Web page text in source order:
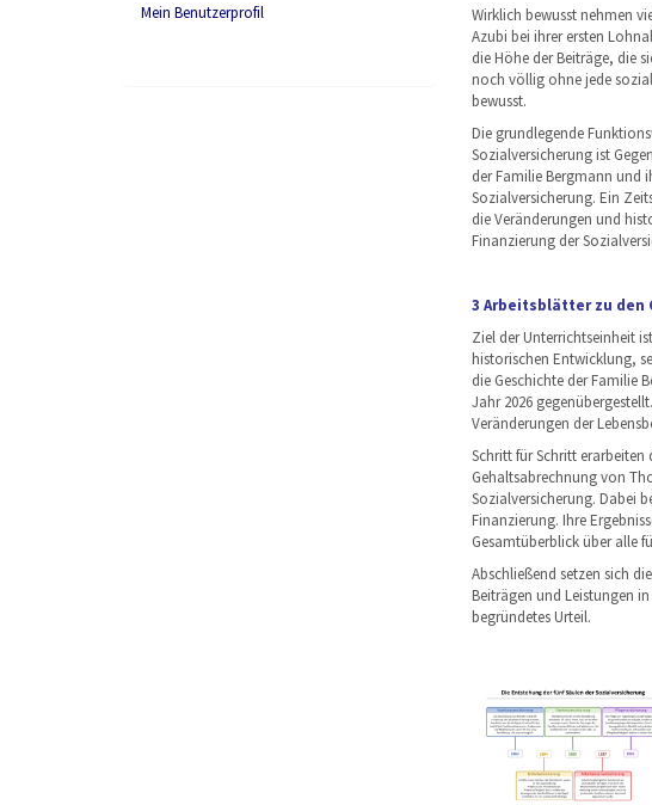
Mein Benutzerprofil
Wirklich bewusst nehmen
Azubi bei ihrer ersten
die Höhe der Beiträge, die
noch völlig ohne jede
bewusst.
Die grundlegende
Sozialversicherung ist
der Familie Bergmann und
Sozialversicherung. Ein
die Veränderungen und
Finanzierung der
3 Arbeitsblätter zu den
Ziel der Unterrichtseinheit
historischen Entwicklung,
die Geschichte der Familie
Jahr 2026
Veränderungen der
Schritt für Schritt
Gehaltsabrechnung von
Sozialversicherung. Dabei
Finanzierung. Ihre
Gesamtüberblick über alle
Abschließend setzen sich
Beiträgen und Leistungen
begründetes Urteil.